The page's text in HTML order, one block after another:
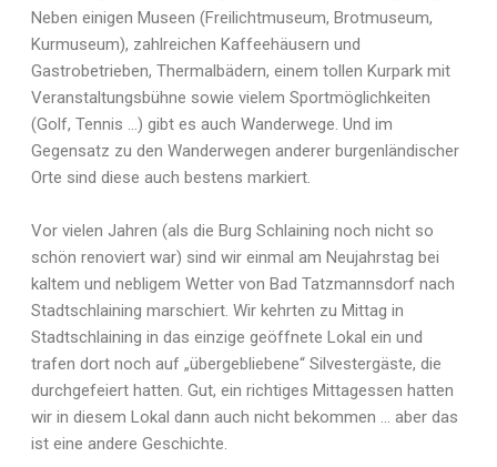
Neben einigen Museen (Freilichtmuseum, Brotmuseum,
Kurmuseum), zahlreichen Kaffeehäusern und
Gastrobetrieben, Thermalbädern, einem tollen Kurpark mit
Veranstaltungsbühne sowie vielem Sportmöglichkeiten
(Golf, Tennis …) gibt es auch Wanderwege. Und im
Gegensatz zu den Wanderwegen anderer burgenländischer
Orte sind diese auch bestens markiert.
Vor vielen Jahren (als die Burg Schlaining noch nicht so
schön renoviert war) sind wir einmal am Neujahrstag bei
kaltem und nebligem Wetter von Bad Tatzmannsdorf nach
Stadtschlaining marschiert. Wir kehrten zu Mittag in
Stadtschlaining in das einzige geöffnete Lokal ein und
trafen dort noch auf „übergebliebene“ Silvestergäste, die
durchgefeiert hatten. Gut, ein richtiges Mittagessen hatten
wir in diesem Lokal dann auch nicht bekommen … aber das
ist eine andere Geschichte.